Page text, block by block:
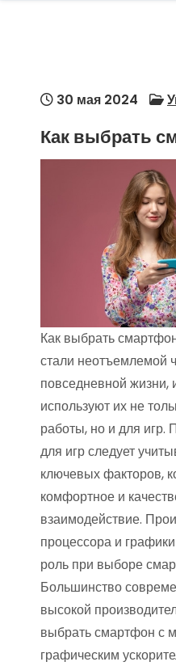
30 мая 2024
Как выбрать
Как выбрать
стали неотъемлемой
повседневной жизни,
используют их не
работы, но и для
для игр следует
ключевых факторов,
комфортное и
взаимодействие.
процессора и
роль при выборе
Большинство
высокой
выбрать смартфон с
графическим